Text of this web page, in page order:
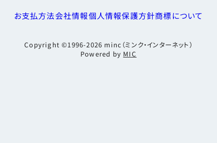
お支払方法会社情報個人情報保護方針商標について
Copyright ©1996-2026 minc（ミンク・インターネット）
Powered by MIC